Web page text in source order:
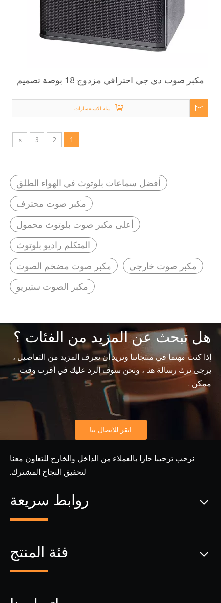
مكبر صوت دي جي احترافي مزدوج 18 بوصة تصميم
سلة الاستفسارات
1
2
3
»
أفضل سماعات بلوتوث في الهواء الطلق
مكبر صوت محترف
أعلى مكبر صوت بلوتوث محمول
المتكلم راديو بلوتوث
مكبر صوت مضخم الصوت
مكبر صوت خارجي
مكبر الصوت ستيريو
هل تبحث عن المزيد من الفئات ؟
إذا كنت مهتما في منتجاتنا وتريد أن تعرف المزيد من التفاصيل ،
يرجى ترك رسالة هنا ، ونحن سوف الرد عليك في أقرب وقت
ممكن .
انقر للاتصال بنا
نرحب ترحيبا حارا بالعملاء من الداخل والخارج للتعاون معنا
لتحقيق النجاح المشترك.
روابط سريعة
فئة المنتج